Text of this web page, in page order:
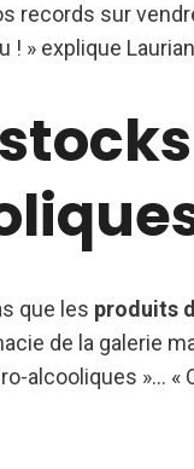
records sur
» explique
que les produits
de la galerie
alcooliques »… «